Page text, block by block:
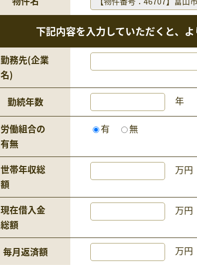
下記内容を入力していただくと、
勤務先(企業
名)
勤続年数
年
労働組合の
有無
有 無
世帯年収総
額
万円
現在借入金
総額
万円
毎月返済額 万円